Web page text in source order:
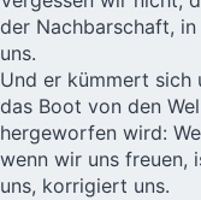
der Nachbarschaft,
uns.
Und er kümmert sich
das Boot von den
hergeworfen wird:
wenn wir uns freuen,
uns, korrigiert uns.